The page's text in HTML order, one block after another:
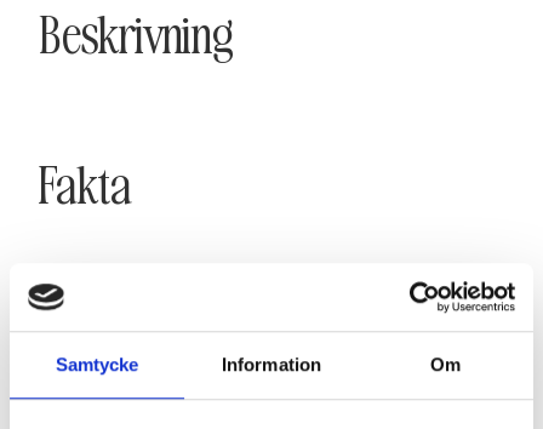
Samtycke Information Om
Beskrivning
Fakta
SE FAKTA
Karta